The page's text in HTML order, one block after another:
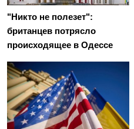
"Никто не полезет":
британцев потрясло
происходящее в Одессе